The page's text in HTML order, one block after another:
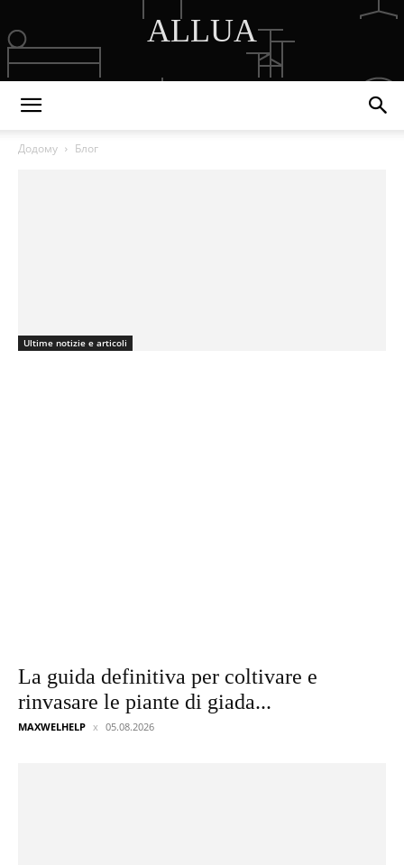
ALLUA
DISCOVER THE ART OF PUBLISHING
Додому Блог
Ultime notizie e articoli
La guida definitiva per coltivare e
rinvasare le piante di giada...
MAXWELHELP 05.08.2026